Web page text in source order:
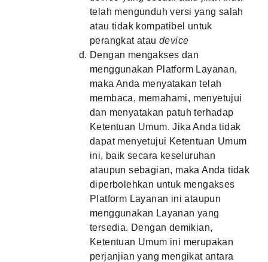
telah mengunduh versi yang salah
atau tidak kompatibel untuk
perangkat ataudevice
Dengan mengakses dan
menggunakan Platform Layanan,
maka Anda menyatakan telah
membaca, memahami, menyetujui
dan menyatakan patuh terhadap
Ketentuan Umum. Jika Anda tidak
dapat menyetujui Ketentuan Umum
ini, baik secara keseluruhan
ataupun sebagian, maka Anda tidak
diperbolehkan untuk mengakses
Platform Layanan ini ataupun
menggunakan Layanan yang
tersedia. Dengan demikian,
Ketentuan Umum ini merupakan
perjanjian yang mengikat antara